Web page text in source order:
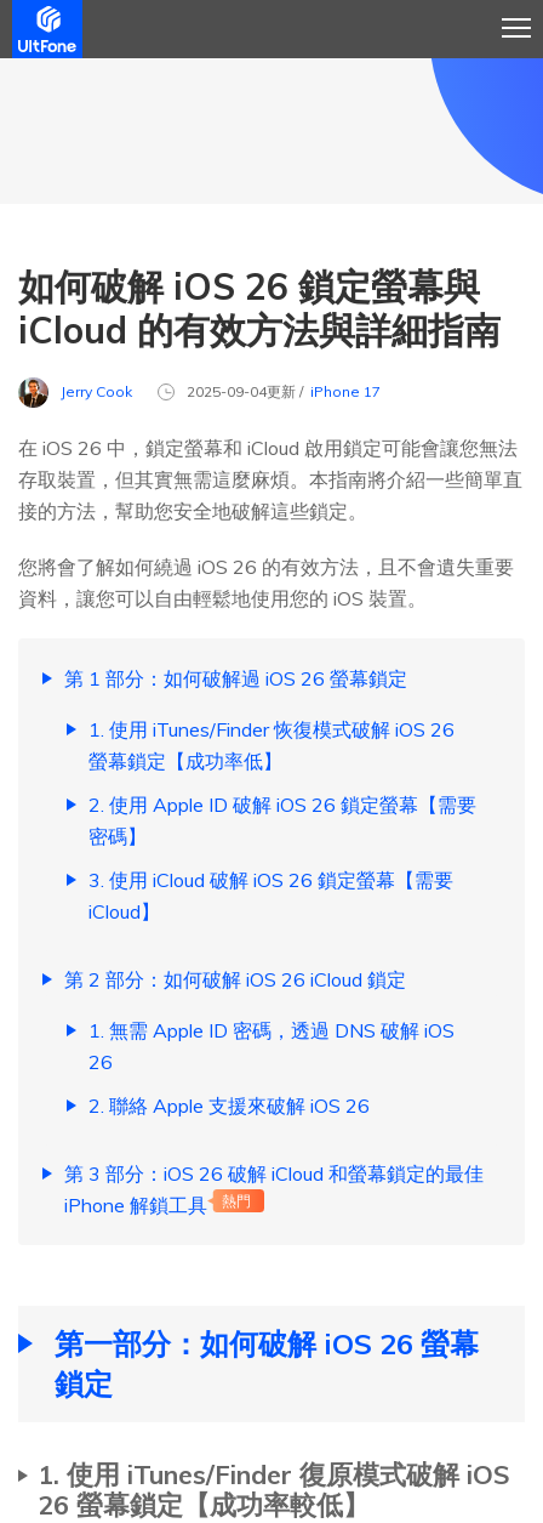
如何破解 iOS 26 鎖定螢幕與
iCloud 的有效方法與詳細指南
Jerry Cook 2025-09-04更新 / iPhone 17
在 iOS 26 中，鎖定螢幕和 iCloud 啟用鎖定可能會讓您無法
存取裝置，但其實無需這麼麻煩。本指南將介紹一些簡單直
接的方法，幫助您安全地破解這些鎖定。
您將會了解如何繞過 iOS 26 的有效方法，且不會遺失重要
資料，讓您可以自由輕鬆地使用您的 iOS 裝置。
第 1 部分：如何破解過 iOS 26 螢幕鎖定
1. 使用 iTunes/Finder 恢復模式破解 iOS 26
螢幕鎖定【成功率低】
2. 使用 Apple ID 破解 iOS 26 鎖定螢幕【需要
密碼】
3. 使用 iCloud 破解 iOS 26 鎖定螢幕【需要
iCloud】
第 2 部分：如何破解 iOS 26 iCloud 鎖定
1. 無需 Apple ID 密碼，透過 DNS 破解 iOS
26
2. 聯絡 Apple 支援來破解 iOS 26
第 3 部分：iOS 26 破解 iCloud 和螢幕鎖定的最佳
iPhone 解鎖工具
熱門
第一部分：如何破解 iOS 26 螢幕
鎖定
1. 使用 iTunes/Finder 復原模式破解 iOS
26 螢幕鎖定【成功率較低】